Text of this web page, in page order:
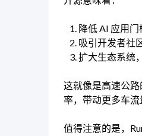
降低 AI 应用
吸引开发者社
扩大生态系统
这就像是高速公
率，带动更多车流
值得注意的是，